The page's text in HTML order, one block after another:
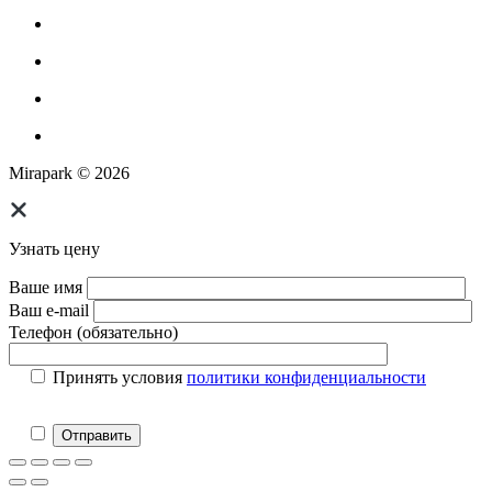
Mirapark © 2026
Узнать цену
Ваше имя
Ваш e-mail
Телефон (обязательно)
Принять условия политики конфиденциальности